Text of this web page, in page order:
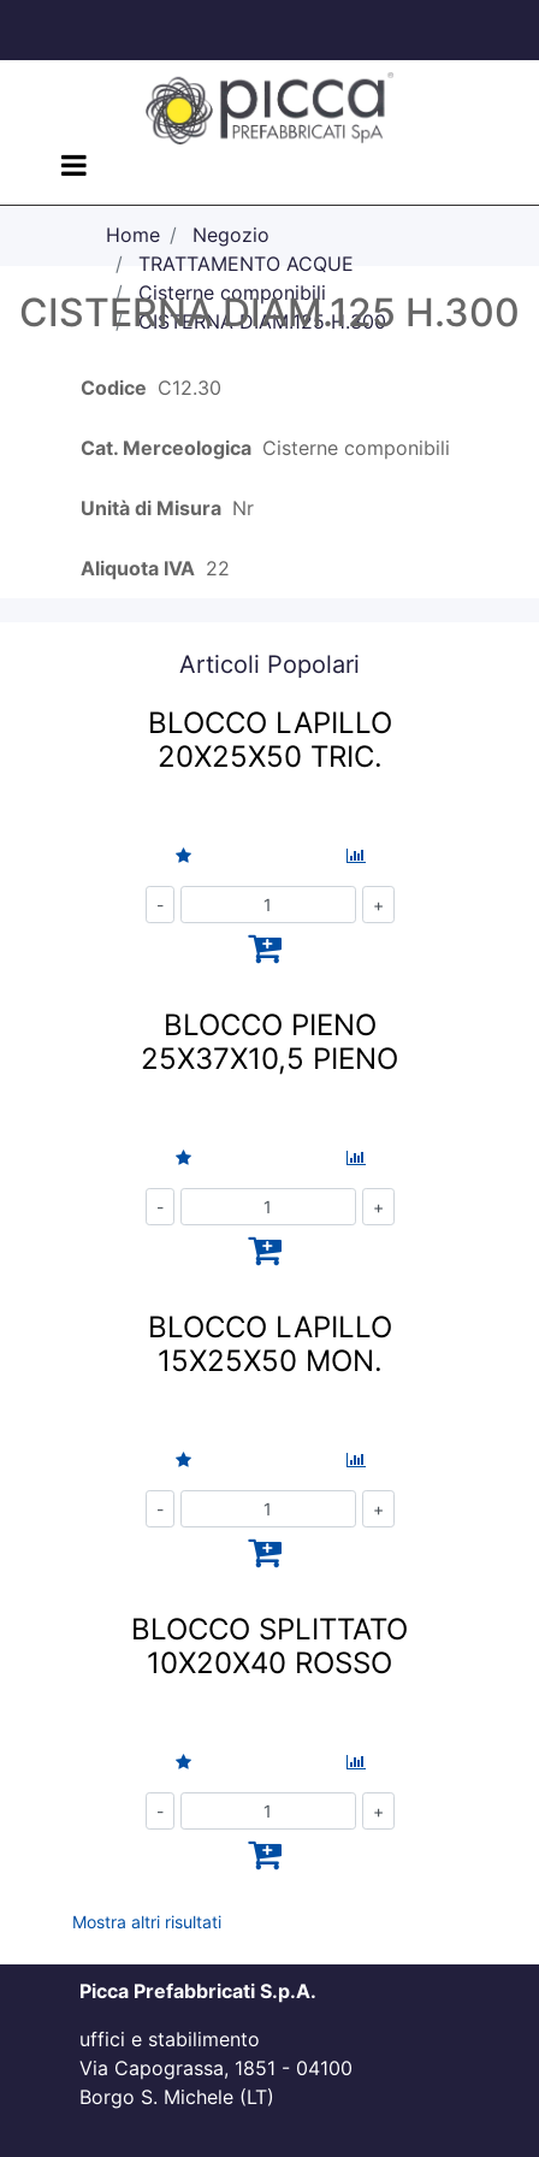
Open menu
Home
Negozio
TRATTAMENTO ACQUE
Cisterne componibili
CISTERNA DIAM.125 H.300
CISTERNA DIAM.125 H.300
Codice C12.30
Cat. Merceologica Cisterne componibili
Unità di Misura Nr
Aliquota IVA 22
Articoli Popolari
BLOCCO LAPILLO
20X25X50 TRIC.
BLOCCO PIENO
25X37X10,5 PIENO
BLOCCO LAPILLO
15X25X50 MON.
BLOCCO SPLITTATO
10X20X40 ROSSO
Mostra altri risultati
Picca Prefabbricati S.p.A.
uffici e stabilimento
Via Capograssa, 1851 - 04100
Borgo S. Michele (LT)